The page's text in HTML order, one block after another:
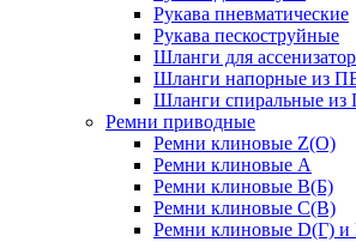
Рукава пневматические
Рукава пескоструйные
Шланги для
Шланги напорные из
Шланги спиральные
Ремни приводные
Ремни клиновые Z(О)
Ремни клиновые А
Ремни клиновые В(Б)
Ремни клиновые С(В)
Ремни клиновые D(Г)